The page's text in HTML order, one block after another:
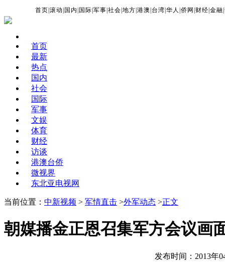
首页 |滚动 国内 国际 |军事 |社会 |地方 |港澳 台湾 |华人 |侨网 财经 |金融 |
首页
最新
热点
国内
社会
国际
军事
文娱
体育
财经
访谈
港澳台侨
微视界
东北亚电视网
当前位置： 中新视频 > 军情直击 >外军动态 >正文
朝媒播金正恩召集军方会议画
发布时间：2013年